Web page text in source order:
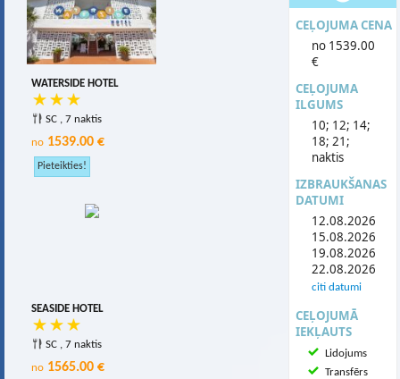
CEĻOJUMA CENA
no 1539.00
€
CEĻOJUMA
ILGUMS
10; 12; 14;
18; 21;
naktis
IZBRAUKŠANAS
DATUMI
12.08.2026
15.08.2026
19.08.2026
22.08.2026
citi datumi
CEĻOJUMĀ
IEKĻAUTS
Lidojums
Transfērs
WATERSIDE HOTEL
SC , 7 naktis
no 1539.00 €
SEASIDE HOTEL
SC , 7 naktis
no 1565.00 €